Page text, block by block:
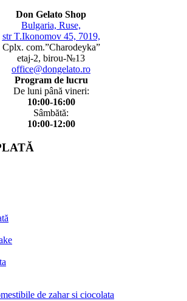
Don Gelato Shop
Bulgaria, Ruse,
str T.Ikonomov 45, 7019,
Cplx. com.”Charodeyka”
etaj-2, birou-№13
office@dongelato.ro
Program de lucru
De luni până vineri:
10:00-16:00
Sâmbătă:
10:00-12:00
de zahar si ciocolata